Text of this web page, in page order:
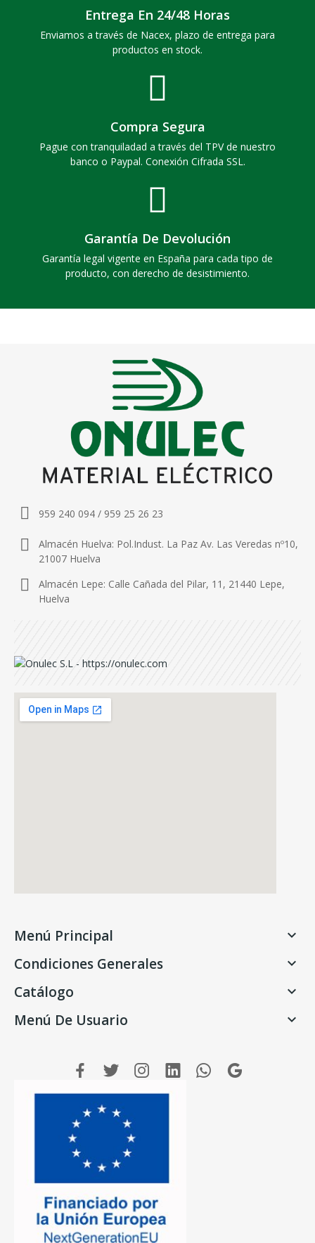
Entrega En 24/48 Horas
Enviamos a través de Nacex, plazo de entrega para
productos en stock.
Compra Segura
Pague con tranquiladad a través del TPV de nuestro
banco o Paypal. Conexión Cifrada SSL.
Garantía De Devolución
Garantía legal vigente en España para cada tipo de
producto, con derecho de desistimiento.
959 240 094 / 959 25 26 23
Almacén Huelva: Pol.Indust. La Paz Av. Las Veredas nº10,
21007 Huelva
Almacén Lepe: Calle Cañada del Pilar, 11, 21440 Lepe,
Huelva
Menú Principal 
Condiciones Generales 
Catálogo 
Menú De Usuario 